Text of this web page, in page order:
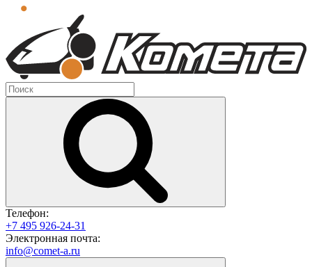
Телефон:
+7 495 926-24-31
Электронная почта:
info@comet-a.ru